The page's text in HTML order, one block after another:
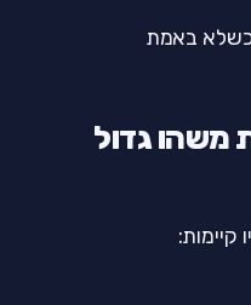
כשלא באמת
משהו גדול
קיימות: